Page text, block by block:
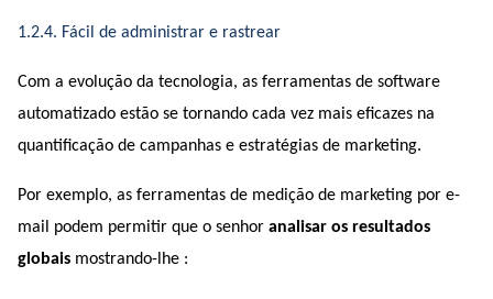
1.2.4. Fácil de administrar e rastrear
Com a evolução da tecnologia, as ferramentas de software
automatizado estão se tornando cada vez mais eficazes na
quantificação de campanhas e estratégias de marketing.
Por exemplo, as ferramentas de medição de marketing por e-
mail podem permitir que o senhor analisar os resultados
globais mostrando-lhe :